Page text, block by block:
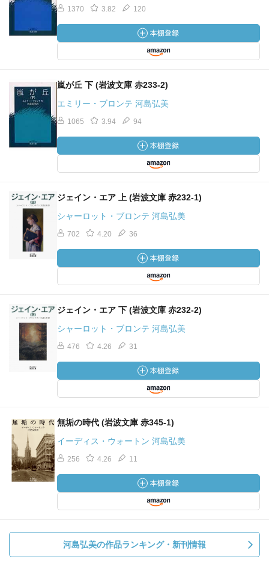
1370 3.82 120
嵐が丘 下 (岩波文庫 赤233-2)
エミリー・ブロンテ 河島弘美
1065 3.94 94
ジェイン・エア 上 (岩波文庫 赤232-1)
シャーロット・ブロンテ 河島弘美
702 4.20 36
ジェイン・エア 下 (岩波文庫 赤232-2)
シャーロット・ブロンテ 河島弘美
476 4.26 31
無垢の時代 (岩波文庫 赤345-1)
イーディス・ウォートン 河島弘美
256 4.26 11
河島弘美の作品ランキング・新刊情報